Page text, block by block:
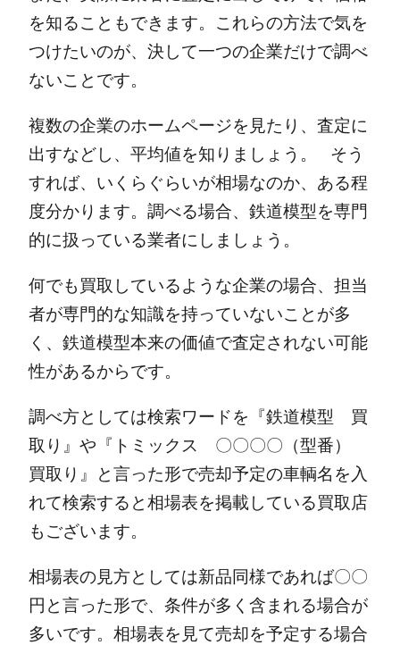
を知ることもできます。
これらの方法で気を
つけたいのが、決して一つの企業だけで調べ
ないことです。
複数の企業のホームページを見たり、査定に
出すなどし、平均値を知りましょう。
そう
すれば、いくらぐらいが相場なのか、ある程
度分かります。 調べる場合、鉄道模型を専門
的に扱っている業者にしましょう。
何でも買取しているような企業の場合、担当
者が専門的な知識を持っていないことが多
く、鉄道模型本来の価値で査定されない可能
性があるからです。
調べ方としては検索ワードを『鉄道模型 買
取り』や『トミックス 〇〇〇〇（型番）
買取り』と言った形で売却予定の車輌名を入
れて検索すると相場表を掲載している買取店
もございます。
相場表の見方としては新品同様であれば〇〇
円と言った形で、条件が多く含まれる場合が
多いです。 相場表を見て売却を予定する場合